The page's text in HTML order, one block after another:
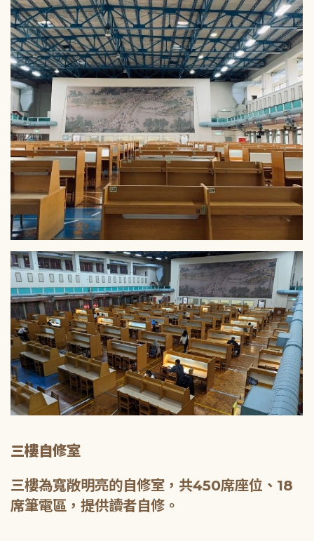
三樓自修室
三樓為寬敞明亮的自修室，共450席座位、18
席筆電區，提供讀者自修。